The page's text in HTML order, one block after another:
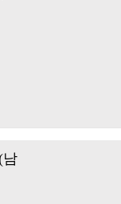
남